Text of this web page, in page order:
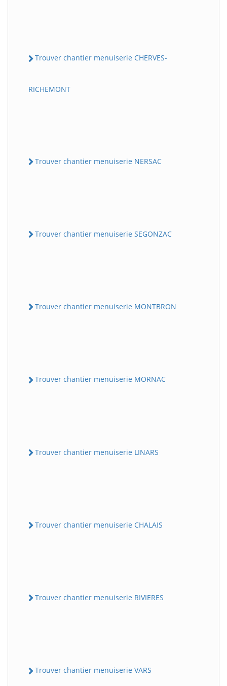
Trouver chantier menuiserie CHERVES-
RICHEMONT
Trouver chantier menuiserie NERSAC
Trouver chantier menuiserie SEGONZAC
Trouver chantier menuiserie MONTBRON
Trouver chantier menuiserie MORNAC
Trouver chantier menuiserie LINARS
Trouver chantier menuiserie CHALAIS
Trouver chantier menuiserie RIVIERES
Trouver chantier menuiserie VARS